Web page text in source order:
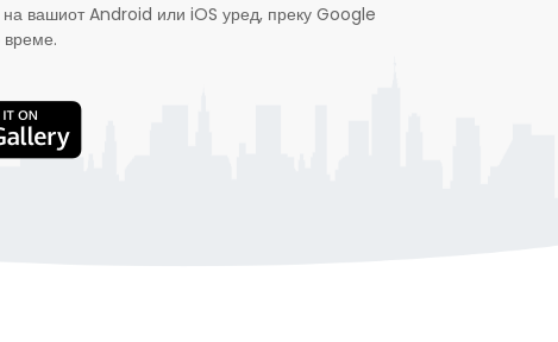
вашиот Android или iOS уред, преку Google